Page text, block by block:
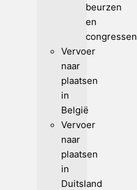
beurzen
en
congressen
Vervoer
naar
plaatsen
in
België
Vervoer
naar
plaatsen
in
Duitsland